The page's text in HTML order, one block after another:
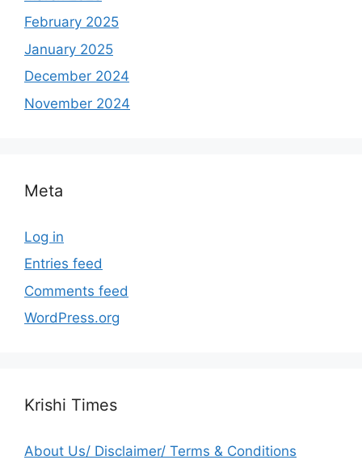
February 2025
January 2025
December 2024
November 2024
Meta
Log in
Entries feed
Comments feed
WordPress.org
Krishi Times
About Us/ Disclaimer/ Terms & Conditions